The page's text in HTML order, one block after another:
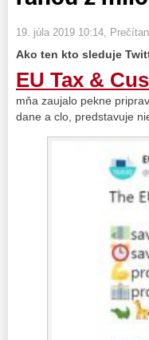
19. júla 2019 10:14 ,
Ako ten kto sleduje
EU Tax &
mňa zaujalo pekne
dane a clo, predstavuje